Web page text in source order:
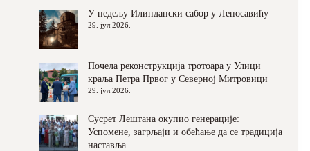
У недељу Илиндански сабор у Лепосавићу
29. јул 2026.
Почела реконструкција тротоара у Улици
краља Петра Првог у Северној Митровици
29. јул 2026.
Сусрет Лештана окупио генерације:
Успомене, загрљаји и обећање да се традиција
наставља